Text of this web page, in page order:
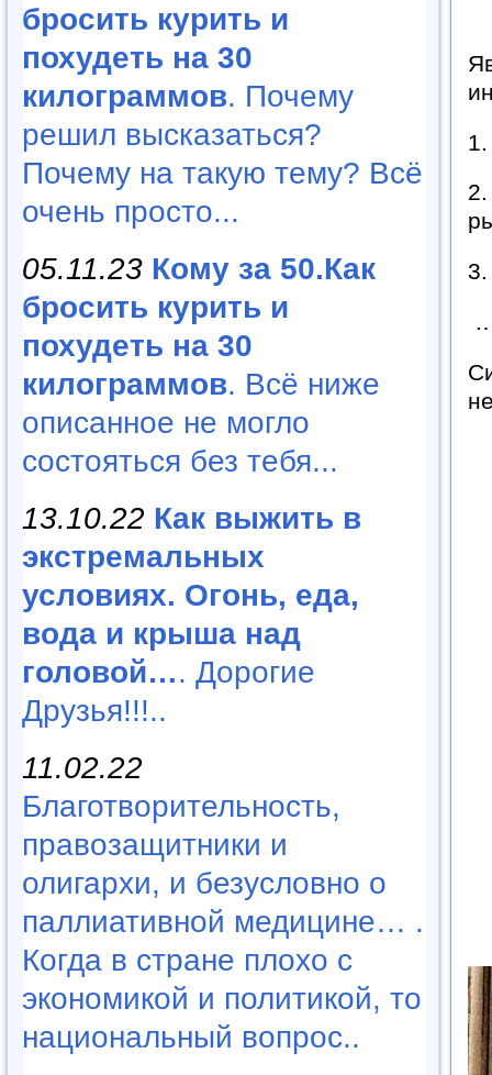
бросить курить и
похудеть на 30
килограммов. Почему
решил высказаться?
Почему на такую тему? Всё
очень просто...
05.11.23 Кому за 50.Как
бросить курить и
похудеть на 30
килограммов. Всё ниже
описанное не могло
состояться без тебя...
13.10.22 Как выжить в
экстремальных
условиях. Огонь, еда,
вода и крыша над
головой…. Дорогие
Друзья!!!..
11.02.22
Благотворительность,
правозащитники и
олигархи, и безусловно о
паллиативной медицине… .
Когда в стране плохо с
экономикой и политикой, то
национальный вопрос..